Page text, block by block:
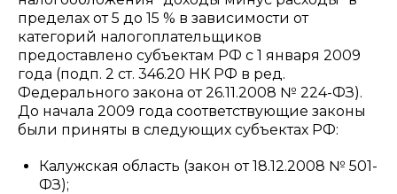
пределах от 5 до 15 % в зависимости от
категорий налогоплательщиков
предоставлено субъектам РФ с 1 января 2009
года (подп. 2 ст. 346.20 НК РФ в ред.
Федерального закона от 26.11.2008 № 224-ФЗ).
До начала 2009 года соответствующие законы
были приняты в следующих субъектах РФ:
Калужская область (закон от 18.12.2008 № 501-
ФЗ);